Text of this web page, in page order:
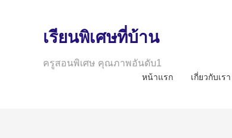
เรียนพิเศษที่บ้าน
ครูสอนพิเศษ คุณภาพอันดับ1
หน้าแรก เกี่ยวกับเรา